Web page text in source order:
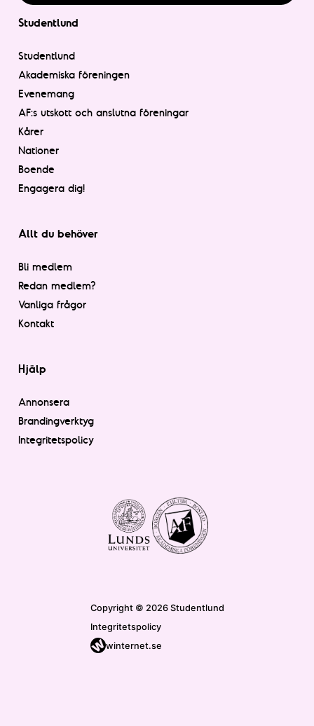
Studentlund
Studentlund
Akademiska föreningen
Evenemang
AF:s utskott och anslutna föreningar
Kårer
Nationer
Boende
Engagera dig!
Allt du behöver
Bli medlem
Redan medlem?
Vanliga frågor
Kontakt
Hjälp
Annonsera
Brandingverktyg
Integritetspolicy
Copyright © 2026 Studentlund
Integritetspolicy
winternet.se